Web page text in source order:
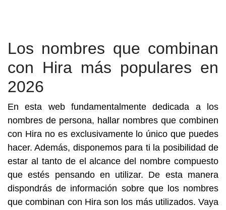
Los nombres que combinan
con Hira más populares en
2026
En esta web fundamentalmente dedicada a los
nombres de persona, hallar nombres que combinen
con Hira no es exclusivamente lo único que puedes
hacer. Además, disponemos para ti la posibilidad de
estar al tanto de el alcance del nombre compuesto
que estés pensando en utilizar. De esta manera
dispondrás de información sobre que los nombres
que combinan con Hira son los más utilizados. Vaya